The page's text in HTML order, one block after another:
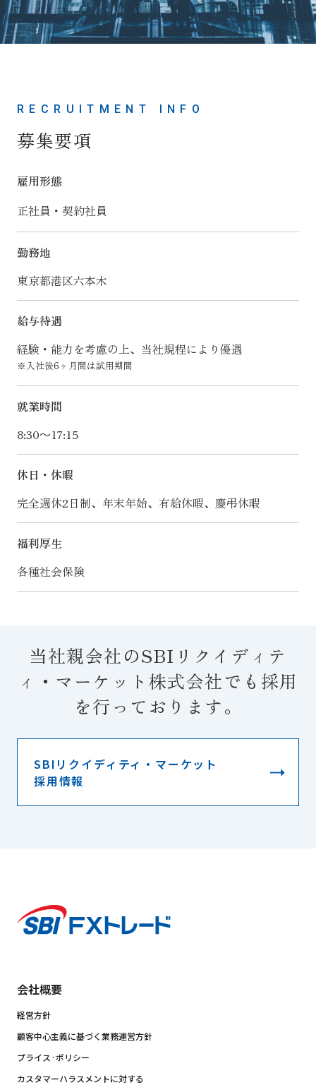
RECRUITMENT INFO
募集要項
雇用形態
正社員・契約社員
勤務地
東京都港区六本木
給与待遇
経験・能力を考慮の上、当社規程により優遇
※入社後6ヶ月間は試用期間
就業時間
8:30～17:15
休日・休暇
完全週休2日制、年末年始、有給休暇、慶弔休暇
福利厚生
各種社会保険
当社親会社のSBIリクイディテ
ィ・マーケット株式会社でも 採用
を行っております。
SBIリクイディティ・マーケット
採用情報
会社概要
経営方針
顧客中心主義に基づく業務運営方針
プライス·ポリシー
カスタマーハラスメントに対する